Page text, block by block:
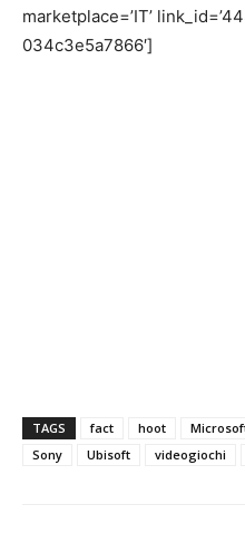
marketplace=’IT’
034c3e5a7866′]
TAGS fact hoot
Sony
Ubisoft videogiochi